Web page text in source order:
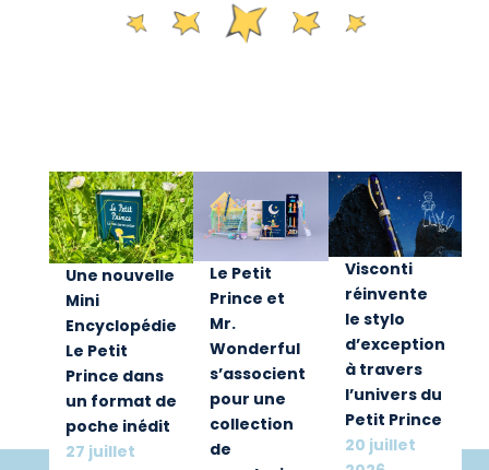
Une nouvelle
Mini
Encyclopédie
Le Petit
Prince dans
un format de
poche inédit
27 juillet
Le Petit
Prince et
Mr.
Wonderful
s’associent
pour une
collection
de
Visconti
réinvente
le stylo
d’exception
à travers
l’univers du
Petit Prince
20 juillet